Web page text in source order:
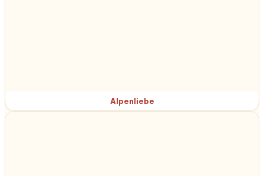
Alpenliebe